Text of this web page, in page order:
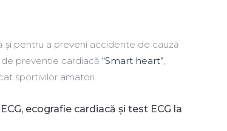
și pentru a preveni accidente de cauză
preventie cardiacă “Smart heart”,
sportivilor amatori.
ecografie cardiacă și test ECG la